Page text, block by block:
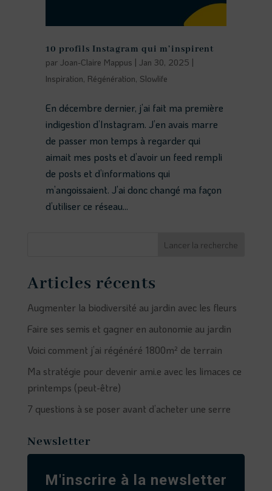
10 profils Instagram qui m’inspirent
par Joan-Claire Mappus | Jan 30, 2025 |
Inspiration, Régénération, Slowlife
En décembre dernier, j’ai fait ma première
indigestion d’Instagram. J’en avais marre
de passer mon temps à regarder qui
aimait mes posts et d’avoir un feed rempli
de posts et d’informations qui
m’angoissaient. J’ai donc changé ma façon
d’utiliser ce réseau...
Lancer la recherche
Articles récents
Augmenter la biodiversité au jardin avec les fleurs
Faire ses semis et gagner en autonomie au jardin
Voici comment j’ai régénéré 1800m² de terrain
Ma stratégie pour devenir ami.e avec les limaces ce
printemps (peut-être)
7 questions à se poser avant d’acheter une serre
Newsletter
M'inscrire à la newsletter